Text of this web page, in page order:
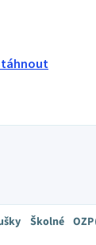
Školné OZP